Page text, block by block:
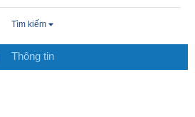
Tìm kiếm
Thông tin